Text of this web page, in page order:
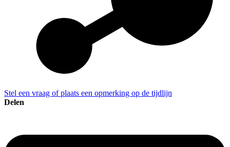
Stel een vraag of plaats een opmerking op de tijdlijn
Delen